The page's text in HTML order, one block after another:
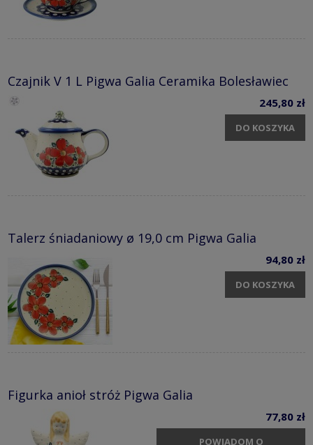
Czajnik V 1 L Pigwa Galia Ceramika Bolesławiec
245,80 zł
DO KOSZYKA
Talerz śniadaniowy ø 19,0 cm Pigwa Galia
94,80 zł
DO KOSZYKA
Figurka anioł stróż Pigwa Galia
77,80 zł
POWIADOM O